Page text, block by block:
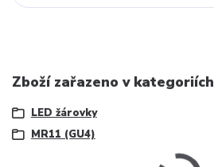
Zboží zařazeno v kategoriích
LED žárovky
MR11 (GU4)